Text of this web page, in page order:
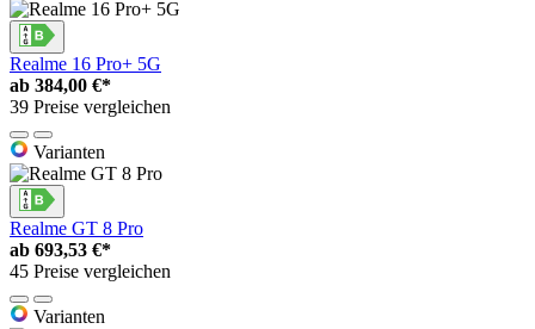
Realme 16 Pro+ 5G
ab 384,00 €*
39 Preise vergleichen
Varianten
Realme GT 8 Pro
ab 693,53 €*
45 Preise vergleichen
Varianten